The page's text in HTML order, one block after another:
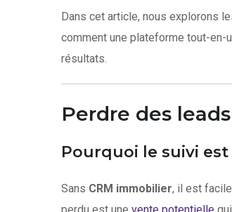
Dans cet article, nous explorons
comment une plateforme tout-en-
résultats.
Perdre des
Pourquoi le suivi est
Sans CRM immobilier, il est